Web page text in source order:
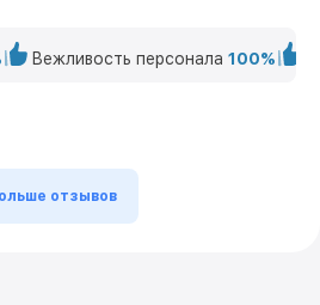
Вежливость персонала 100%
отзывов